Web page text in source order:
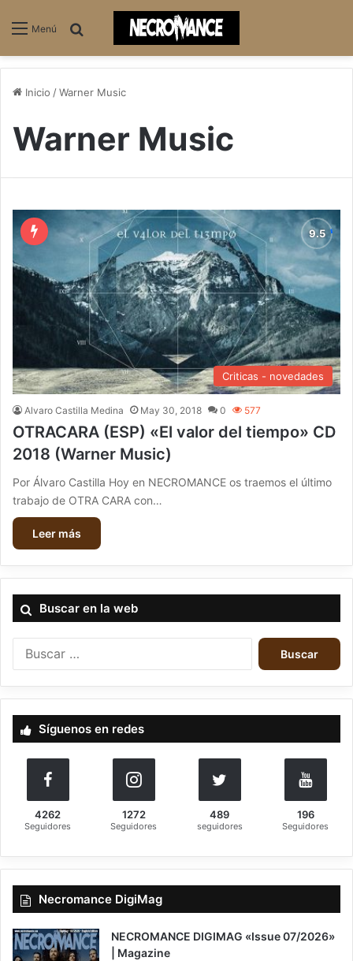
Menú
Inicio /Warner Music
Warner Music
Criticas - novedades
Alvaro Castilla Medina May 30, 2018 0 577
OTRACARA (ESP) «El valor del tiempo» CD
2018 (Warner Music)
Por Álvaro Castilla Hoy en NECROMANCE os traemos el último
trabajo de OTRA CARA con…
Leer más
Buscar en la web
c
a
:
Síguenos en redes
4262
Seguidores
1272
Seguidores
489
seguidores
196
Seguidores
Necromance DigiMag
NECROMANCE DIGIMAG «Issue 07/2026»
| Magazine